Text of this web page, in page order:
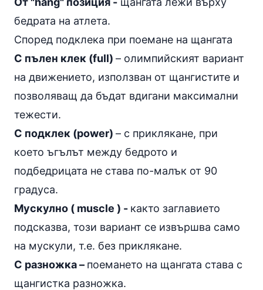
бедрата на атлета.
Според подклека при поемане на щангата
С пълен клек (full) – олимпийският вариант
на движението, използван от щангистите и
позволяващ да бъдат вдигани максимални
тежести.
С подклек (power) – с приклякане, при
което ъгълът между бедрото и
подбедрицата не става по-малък от 90
градуса.
Мускулно ( muscle ) - както заглавието
подсказва, този вариант се извършва само
на мускули, т.е. без приклякане.
С разножка – поемането на щангата става с
щангистка разножка.